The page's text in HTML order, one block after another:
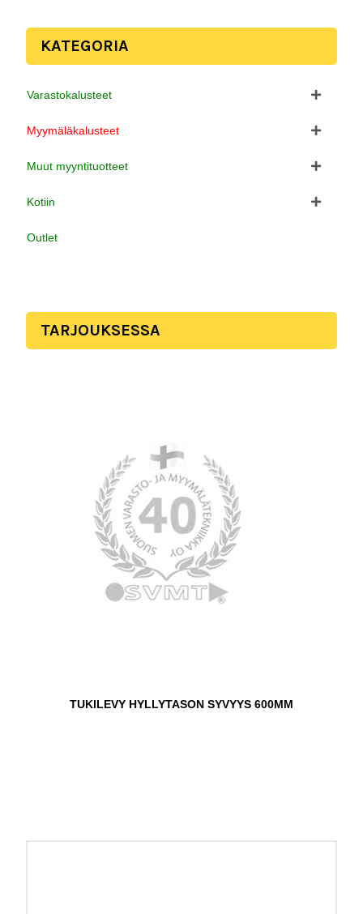
KATEGORIA
Varastokalusteet
Myymäläkalusteet
Muut myyntituotteet
Kotiin
Outlet
TARJOUKSESSA
TUKILEVY HYLLYTASON SYVYYS 600MM